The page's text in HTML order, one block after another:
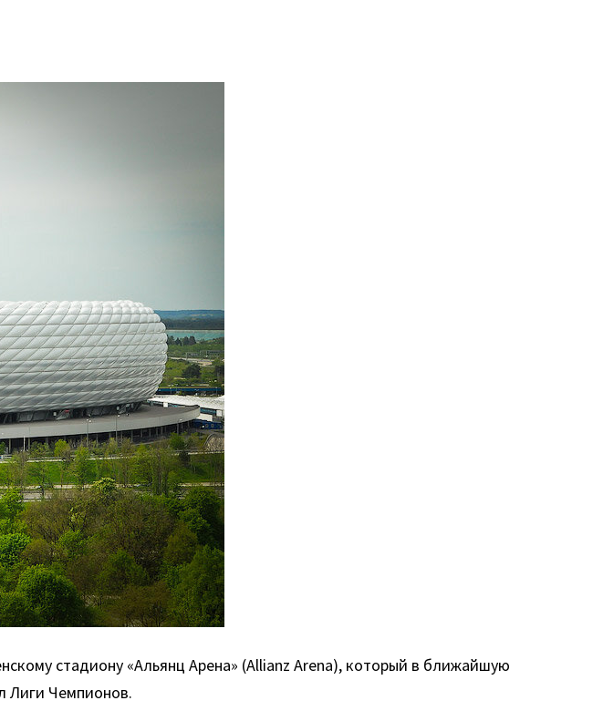
стадиону «Альянц Арена» (Allianz Arena), который в ближайшую
Лиги Чемпионов.